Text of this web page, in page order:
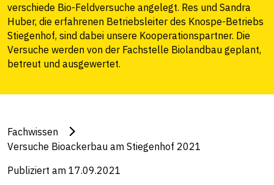
verschiede Bio-Feldversuche angelegt. Res und Sandra
Huber, die erfahrenen Betriebsleiter des Knospe-Betriebs
Stiegenhof, sind dabei unsere Kooperationspartner. Die
Versuche werden von der Fachstelle Biolandbau geplant,
betreut und ausgewertet.
Fachwissen
Versuche Bioackerbau am Stiegenhof 2021
Publiziert am 17.09.2021